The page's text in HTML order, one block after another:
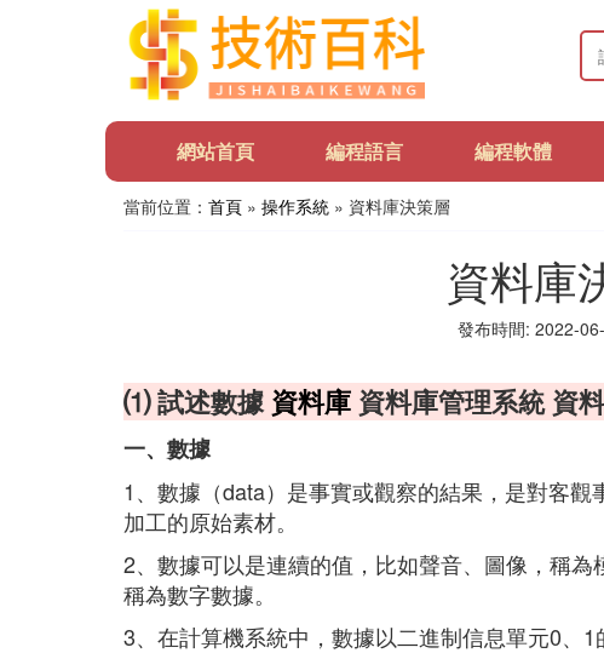
網站首頁 編程語言 編程軟體
當前位置： 首頁 » 操作系統 » 資料庫決策層
資料庫
發布時間: 2022-
⑴ 試述數據資料庫 資料庫管理系統 資
一、數據
1、數據（data）是事實或觀察的結果，是對客
加工的原始素材。
2、數據可以是連續的值，比如聲音、圖像，稱為
稱為數字數據。
3、在計算機系統中，數據以二進制信息單元0、1